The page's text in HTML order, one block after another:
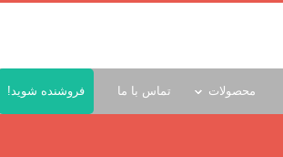
محصولات تماس با ما فروشنده شوید!